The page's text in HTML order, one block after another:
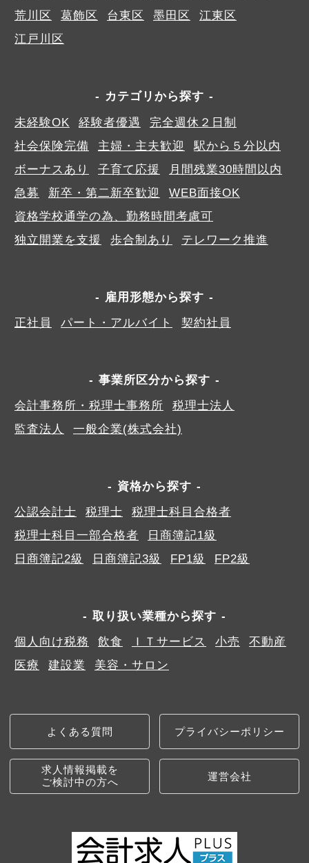
荒川区
葛飾区 台東区 墨田区
江東区
江戸川区
カテゴリから探す
未経験OK
経験者優遇
完全週休２日制
社会保険完備
主婦・主夫歓迎
駅から５分以内
ボーナスあり
子育て応援
月間残業30時間以内
急募
新卒・第二新卒歓迎
WEB面接OK
資格学校通学の為、勤務時間考慮可
独立開業を支援
歩合制あり テレワーク推進
雇用形態から探す
正社員
パート・アルバイト 契約社員
事業所区分から探す
会計事務所・税理士事務所
税理士法人
監査法人
一般企業(株式会社)
資格から探す
公認会計士
税理士
税理士科目合格者
税理士科目一部合格者
日商簿記1級
日商簿記2級
日商簿記3級 FP1級 FP2級
取り扱い業種から探す
個人向け税務
飲食 ＩＴサービス 小売
不動産
医療
建設業 美容・サロン
よくある質問 プライバシーポリシー
求人情報掲載を
ご検討中の方へ
運営会社